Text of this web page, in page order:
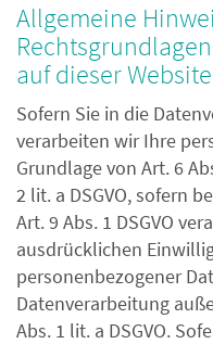
Allgemeine
auf dieser Website
Sofern Sie in die
verarbeiten wir Ihre
Grundlage von Art. 6
2 lit. a DSGVO, sofern
Art. 9 Abs. 1 DSGVO
ausdrücklichen
personenbezogener
Datenverarbeitung
Abs. 1 lit. a DSGVO.